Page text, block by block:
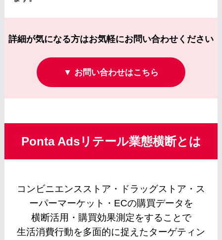
詳細が気になる方はお気軽にお問い合わせください
▼ お問い合わせはこちら
Ponta Adsリテール業態横断とは
コンビニエンスストア・ドラッグストア・ス
ーパーマーケット・ECの購買データを
横断活用・購買効果測定をすることで
生活消費行動を多面的に捉えたターゲティン